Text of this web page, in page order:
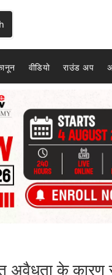
वीडियो राउंड अप
अवैधता के कारण